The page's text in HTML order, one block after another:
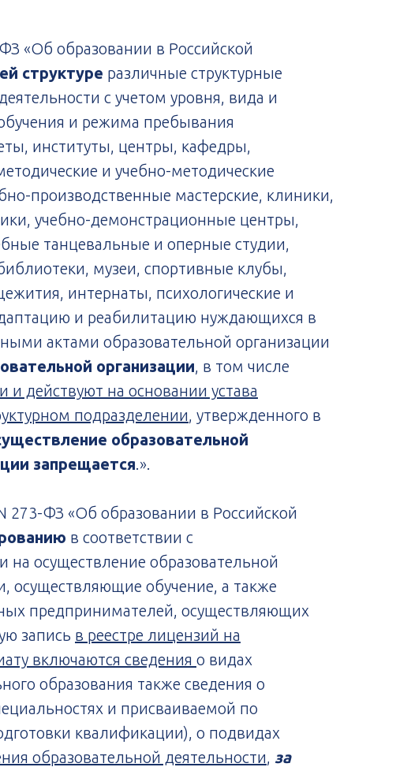
«Об образовании в Российской
структуре различные структурные
с учетом уровня, вида и
и режима пребывания
институты, центры, кафедры,
и учебно-методические
производственные мастерские, клиники,
учебно-демонстрационные центры,
танцевальные и оперные студии,
музеи, спортивные клубы,
интернаты, психологические и
и реабилитацию нуждающихся в
актами образовательной организации
организации, в том числе
действуют на основании устава
подразделении, утвержденного в
образовательной
запрещается.».
273-ФЗ «Об образовании в Российской
в соответствии с
осуществление образовательной
осуществляющие обучение, а также
предпринимателей, осуществляющих
запись в реестре лицензий на
ту включаются сведения о видах
образования также сведения о
и присваиваемой по
квалификации), о подвидах
образовательной деятельности, за